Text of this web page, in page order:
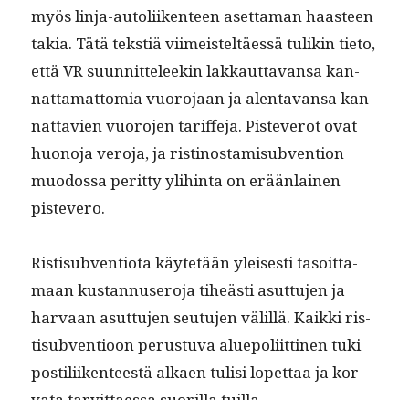
myös lin­ja-autoli­iken­teen aset­ta­man haas­teen
takia. Tätä tek­stiä viimeis­teltäessä tulikin tieto,
että VR suun­nit­teleekin lakkaut­ta­vansa kan­
nat­ta­mat­to­mia vuoro­jaan ja alen­ta­vansa kan­
nat­tavien vuoro­jen tar­if­fe­ja. Pis­teverot ovat
huono­ja vero­ja, ja risti­nos­tamisub­ven­tion
muo­dos­sa perit­ty yli­hin­ta on erään­lainen
pistevero.
Ris­tisub­ven­tio­ta käytetään yleis­es­ti tasoit­ta­
maan kus­tan­nusero­ja tiheästi asut­tu­jen ja
har­vaan asut­tu­jen seu­tu­jen välil­lä. Kaik­ki ris­
tisub­ven­tioon perus­tu­va alue­poli­it­ti­nen tuki
pos­tili­iken­teestä alka­en tulisi lopet­taa ja kor­